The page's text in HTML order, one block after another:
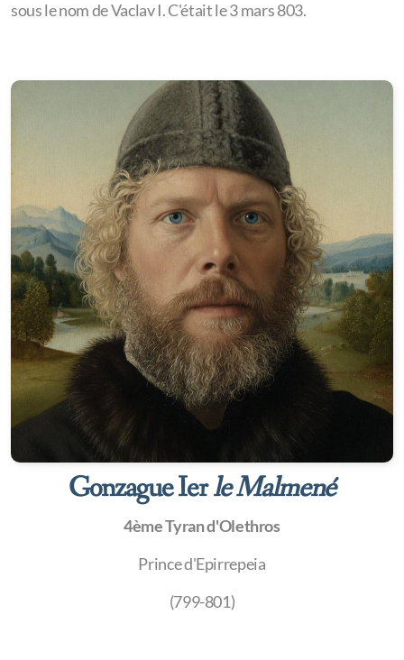
sous le nom de Vaclav I. C'était le 3 mars 803.
Gonzague Ierle Malmené
4ème Tyran d'Olethros
Prince d'Epirrepeia
(799-801)